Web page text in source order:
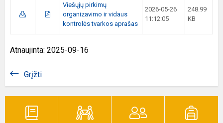
Viešųjų pirkimų
organizavimo ir vidaus
kontrolės tvarkos aprašas
2026-05-26
11:12:05
248.99
KB
Atnaujinta: 2025-09-16
Grįžti